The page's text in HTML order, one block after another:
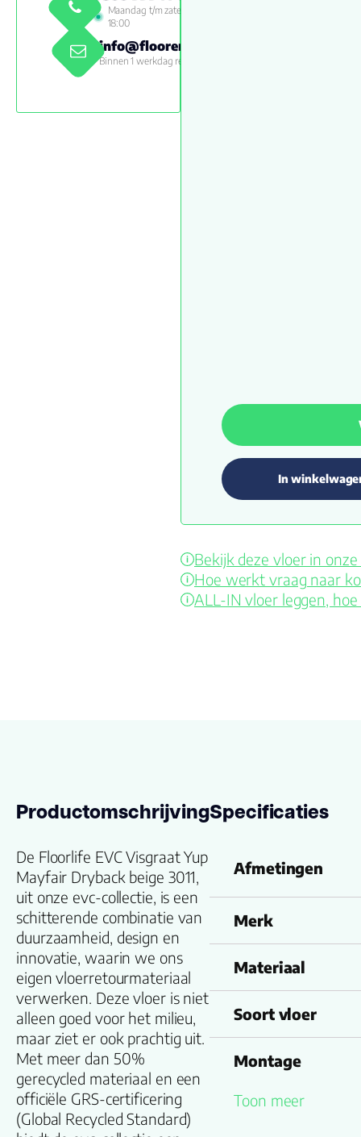
Maandag t/m zaterdag 09:00 -
18:00
info@floorenmore.nl
Binnen 1 werkdag reactie
In
Bekijk deze vloer in
Hoe werkt vraag naar
ALL-IN vloer leggen,
Productomschrijving
De Floorlife EVC Visgraat Yup
Mayfair Dryback beige 3011,
uit onze evc-collectie, is een
schitterende combinatie van
duurzaamheid, design en
innovatie, waarin we ons
eigen vloerretourmateriaal
verwerken. Deze vloer is niet
alleen goed voor het milieu,
maar ziet er ook prachtig uit.
Met meer dan 50%
gerecycled materiaal en een
officiële GRS-certificering
(Global Recycled Standard)
Specificaties
Afmetingen
Merk
Materiaal
Soort vloer
Montage
Familienaam
Toon meer